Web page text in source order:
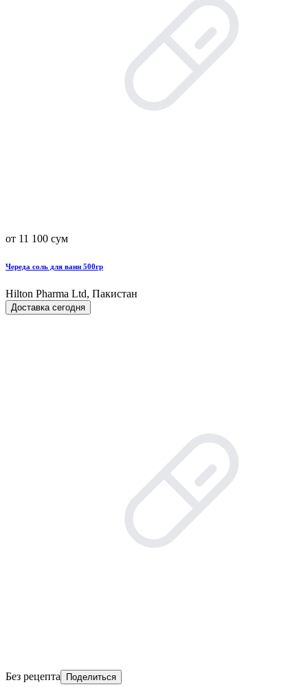
от 11 100 сум
Череда соль для ванн 500гр
Hilton Pharma Ltd, Пакистан
Доставка сегодня
Без рецепта Поделиться